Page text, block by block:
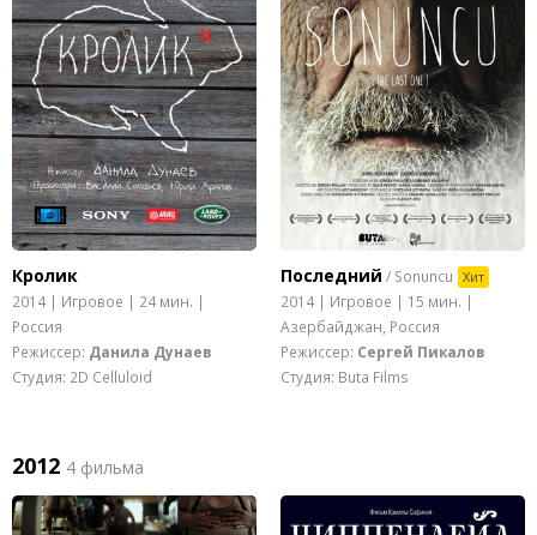
Кролик
2014 | Игровое | 24 мин. |
Россия
Режиссер: Данила Дунаев
Студия: 2D Celluloid
Последний / Sonuncu Хит
2014 | Игровое | 15 мин. |
Азербайджан, Россия
Режиссер: Сергей Пикалов
Студия: Buta Films
2012 4 фильма